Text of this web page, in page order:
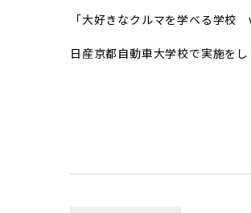
「大好きなクルマを学べる学校
日産京都自動車大学校で実施を